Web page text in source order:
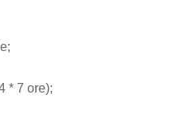
* 7 ore);